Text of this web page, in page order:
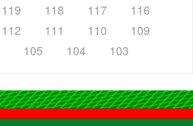
119 118 117
116
112 111 110
109
105 104 103